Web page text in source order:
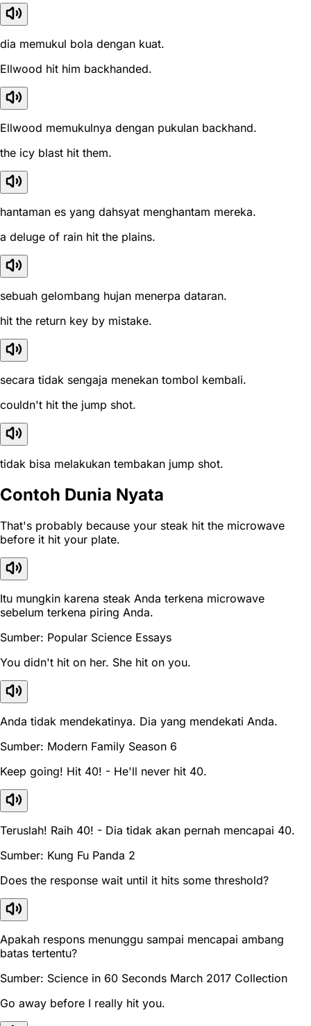
dia memukul bola dengan kuat.
Ellwood hit him backhanded.
Ellwood memukulnya dengan pukulan backhand.
the icy blast hit them.
hantaman es yang dahsyat menghantam mereka.
a deluge of rain hit the plains.
sebuah gelombang hujan menerpa dataran.
hit the return key by mistake.
secara tidak sengaja menekan tombol kembali.
couldn't hit the jump shot.
tidak bisa melakukan tembakan jump shot.
Contoh Dunia Nyata
That's probably because your steak hit the microwave
before it hit your plate.
Itu mungkin karena steak Anda terkena microwave
sebelum terkena piring Anda.
Sumber: Popular Science Essays
You didn't hit on her. She hit on you.
Anda tidak mendekatinya. Dia yang mendekati Anda.
Sumber: Modern Family Season 6
Keep going! Hit 40! - He'll never hit 40.
Teruslah! Raih 40! - Dia tidak akan pernah mencapai 40.
Sumber: Kung Fu Panda 2
Does the response wait until it hits some threshold?
Apakah respons menunggu sampai mencapai ambang
batas tertentu?
Sumber: Science in 60 Seconds March 2017 Collection
Go away before I really hit you.